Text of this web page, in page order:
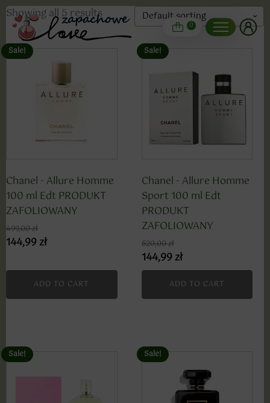
0
Showing all 5 results
Sale!
Chanel - Allure Homme
100 ml Edt PRODUKT
ZAFOLIOWANY
499,00zł
144,99zł
ADD TO CART
Sale!
Chanel - Allure Homme
Sport 100 ml Edt
PRODUKT
ZAFOLIOWANY
520,00zł
144,99zł
ADD TO CART
Sale! Sale!